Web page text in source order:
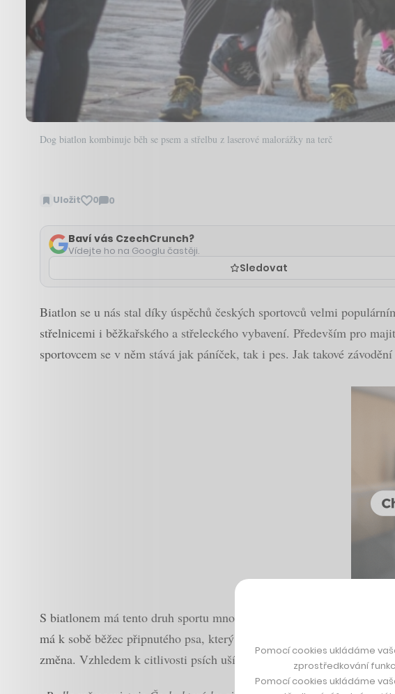
Dog biatlon kombinuje běh se psem a střelbu z laserové malorážky na terč
Uložit 0 0
Zobrazit
Baví vás CzechCrunch?
Vídejte ho na Googlu častěji.
Sledovat
Biatlon se u nás stal díky úspěchů českých sportovců velmi
střelnicemi i běžkařského a střeleckého vybavení. Především pro
sportovcem se v něm stává jak páníček, tak i pes. Jak takové
S biatlonem má tento druh sportu mnoho společného, to základní,
má k sobě běžec připnutého psa, který mu v běhu tahem pomáhá.
změna. Vzhledem k citlivosti psích uší se pálí pouze laserem.
Pomocí cookies ukládáme
zprostředkování
Pomocí cookies ukládáme